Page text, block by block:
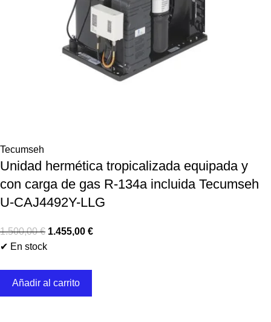
Tecumseh
Unidad hermética tropicalizada equipada y
con carga de gas R-134a incluida Tecumseh
U-CAJ4492Y-LLG
1.500,00€ 1.455,00 €
✔ En stock
Añadir al carrito